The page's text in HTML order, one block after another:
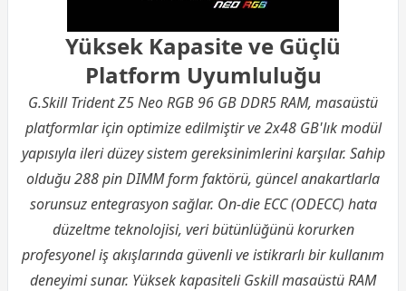
Yüksek Kapasite ve Güçlü
Platform Uyumluluğu
G.Skill Trident Z5 Neo RGB 96 GB DDR5 RAM, masaüstü
platformlar için optimize edilmiştir ve 2x48 GB'lık modül
yapısıyla ileri düzey sistem gereksinimlerini karşılar. Sahip
olduğu 288 pin DIMM form faktörü, güncel anakartlarla
sorunsuz entegrasyon sağlar. On-die ECC (ODECC) hata
düzeltme teknolojisi, veri bütünlüğünü korurken
profesyonel iş akışlarında güvenli ve istikrarlı bir kullanım
deneyimi sunar. Yüksek kapasiteli Gskill masaüstü RAM